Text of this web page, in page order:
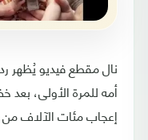
نال مقطع فيديو
أمه للمرة الأولى، بعد
إعجاب مئات الآلاف